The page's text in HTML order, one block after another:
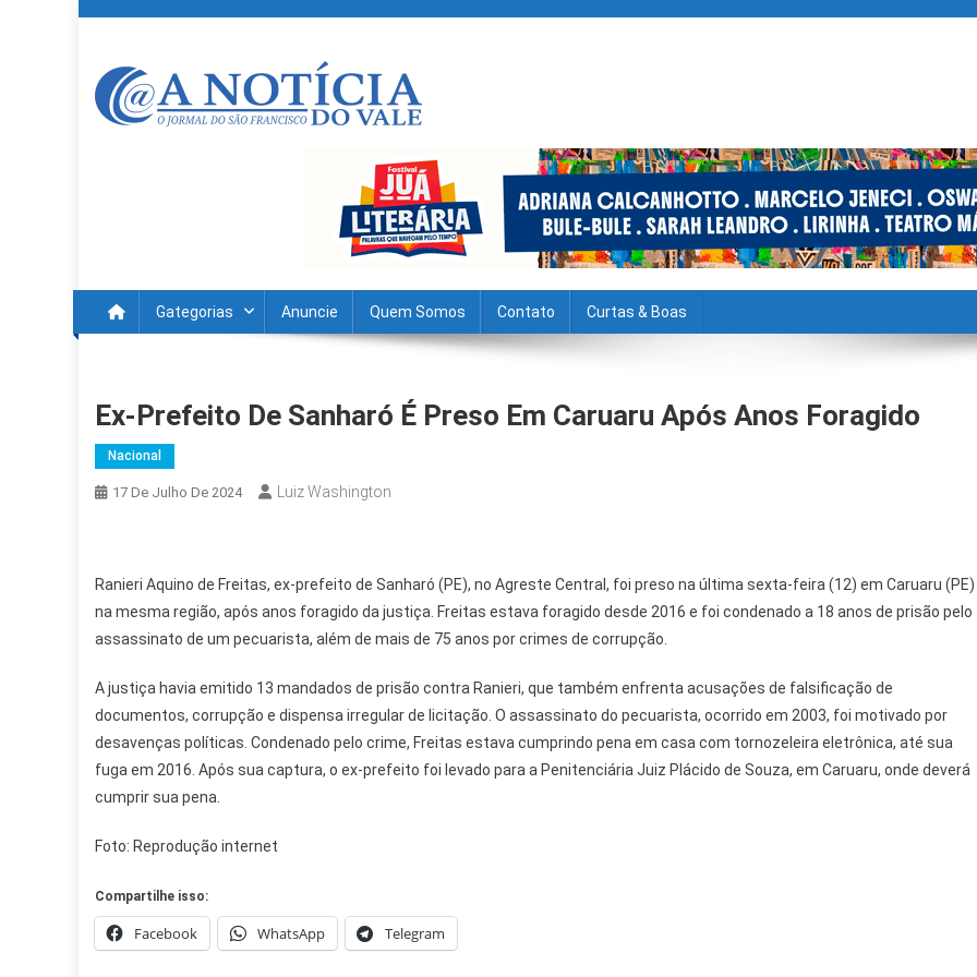
content
Gategorias Anuncie Quem Somos Contato Curtas & Boas
Ex-Prefeito De Sanharó É Preso Em Caruaru Após Anos Foragido
Nacional
17 De Julho De 2024 Luiz Washington
Ranieri Aquino de Freitas, ex-prefeito de Sanharó (PE), no Agreste Central, foi preso na última sexta-feira (12) em Caruaru
na mesma região, após anos foragido da justiça. Freitas estava foragido desde 2016 e foi condenado a 18 anos de prisão pelo
assassinato de um pecuarista, além de mais de 75 anos por crimes de corrupção.
A justiça havia emitido 13 mandados de prisão contra Ranieri, que também enfrenta acusações de falsificação de
documentos, corrupção e dispensa irregular de licitação. O assassinato do pecuarista, ocorrido em 2003, foi motivado por
desavenças políticas. Condenado pelo crime, Freitas estava cumprindo pena em casa com tornozeleira eletrônica, até sua
fuga em 2016. Após sua captura, o ex-prefeito foi levado para a Penitenciária Juiz Plácido de Souza, em Caruaru, onde deverá
cumprir sua pena.
Foto: Reprodução internet
Compartilhe isso:
Facebook WhatsApp Telegram